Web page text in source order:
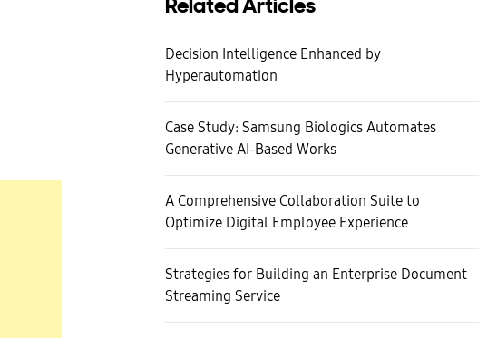
Related Articles
Decision Intelligence Enhanced by
Hyperautomation
Case Study: Samsung Biologics Automates
Generative AI-Based Works
A Comprehensive Collaboration Suite to
Optimize Digital Employee Experience
Strategies for Building an Enterprise Document
Streaming Service